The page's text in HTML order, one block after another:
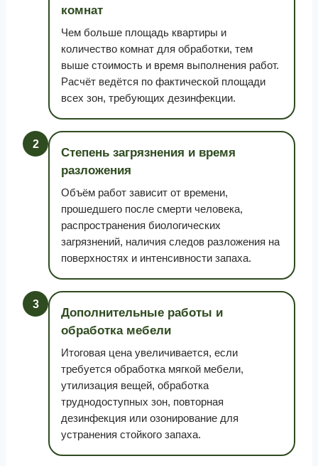
комнат
Чем больше площадь квартиры и
количество комнат для обработки, тем
выше стоимость и время выполнения работ.
Расчёт ведётся по фактической площади
всех зон, требующих дезинфекции.
2
Степень загрязнения и время
разложения
Объём работ зависит от времени,
прошедшего после смерти человека,
распространения биологических
загрязнений, наличия следов разложения на
поверхностях и интенсивности запаха.
3
Дополнительные работы и
обработка мебели
Итоговая цена увеличивается, если
требуется обработка мягкой мебели,
утилизация вещей, обработка
труднодоступных зон, повторная
дезинфекция или озонирование для
устранения стойкого запаха.